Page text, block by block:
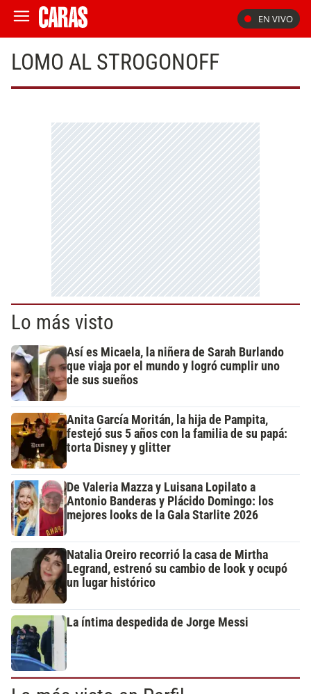
EN VIVO
LOMO AL STROGONOFF
Lo más visto
Así es Micaela, la niñera de Sarah Burlando
que viaja por el mundo y logró cumplir uno
de sus sueños
Anita García Moritán, la hija de Pampita,
festejó sus 5 años con la familia de su papá:
torta Disney y glitter
De Valeria Mazza y Luisana Lopilato a
Antonio Banderas y Plácido Domingo: los
mejores looks de la Gala Starlite 2026
Natalia Oreiro recorrió la casa de Mirtha
Legrand, estrenó su cambio de look y ocupó
un lugar histórico
La íntima despedida de Jorge Messi